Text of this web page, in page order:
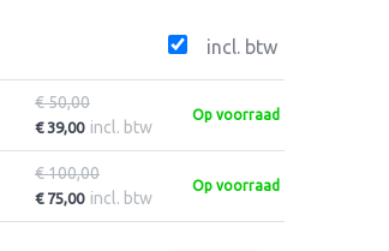
incl. btw
€ 50,00
€ 39,00 incl. btw
Op voorraad
€ 100,00
€ 75,00 incl. btw
Op voorraad